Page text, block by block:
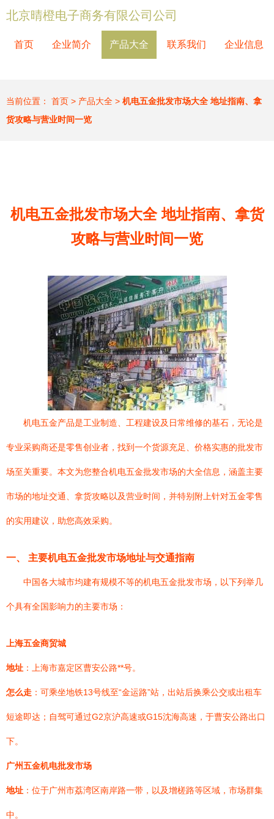
北京晴橙电子商务有限公司公司
首页 企业简介 产品大全 联系我们 企业信息
当前位置： 首页 > 产品大全 > 机电五金批发市场大全 地址指南、拿
货攻略与营业时间一览
机电五金批发市场大全 地址指南、拿货
攻略与营业时间一览
机电五金产品是工业制造、工程建设及日常维修的基石，无论是
专业采购商还是零售创业者，找到一个货源充足、价格实惠的批发市
场至关重要。本文为您整合机电五金批发市场的大全信息，涵盖主要
市场的地址交通、拿货攻略以及营业时间，并特别附上针对五金零售
的实用建议，助您高效采购。
一、 主要机电五金批发市场地址与交通指南
中国各大城市均建有规模不等的机电五金批发市场，以下列举几
个具有全国影响力的主要市场：
上海五金商贸城
地址 ：上海市嘉定区曹安公路**号。
怎么走 ：可乘坐地铁13号线至“金运路”站，出站后换乘公交或出租车
短途即达；自驾可通过G2京沪高速或G15沈海高速，于曹安公路出口
下。
广州五金机电批发市场
地址 ：位于广州市荔湾区南岸路一带，以及增槎路等区域，市场群集
中。